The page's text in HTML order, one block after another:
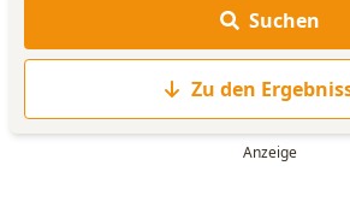
Suchen
Zu den